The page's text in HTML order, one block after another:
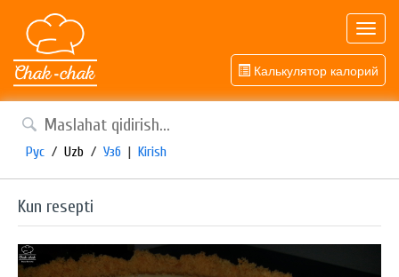
Калькулятор калорий
Рус / Uzb / Узб | Kirish
Kun resepti